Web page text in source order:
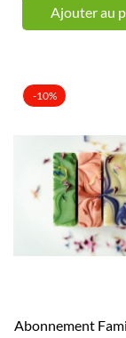
Ajouter au
Abonnement
-10%